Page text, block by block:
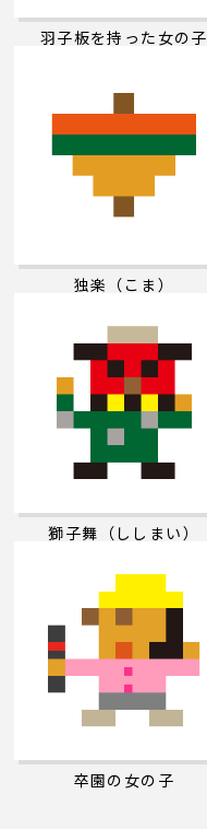
羽子板を持った女の子
独楽（こま）
獅子舞（ししまい）
卒園の女の子